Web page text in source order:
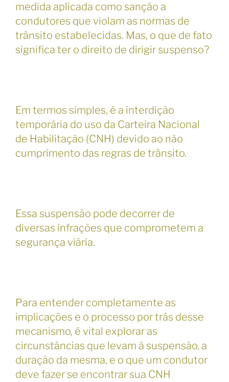
medida aplicada como sanção a
condutores que violam as normas de
trânsito estabelecidas. Mas, o que de fato
significa ter o direito de dirigir suspenso?
Em termos simples, é a interdição
temporária do uso da Carteira Nacional
de Habilitação (CNH) devido ao não
cumprimento das regras de trânsito.
Essa suspensão pode decorrer de
diversas infrações que comprometem a
segurança viária.
Para entender completamente as
implicações e o processo por trás desse
mecanismo, é vital explorar as
circunstâncias que levam à suspensão, a
duração da mesma, e o que um condutor
deve fazer se encontrar sua CNH